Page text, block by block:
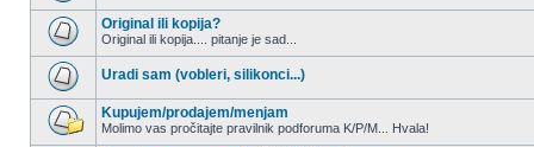
Nema
nepročitanih
postova
postova
Original ili kopija?
Original ili kopija.... pitanje je sad...
Nema
nepročitanih
postova
Uradi sam (vobleri, silikonci...)
Kupujem/prodajem/menjam
Molimo vas pročitajte pravilnik podforuma K/P/M... Hvala!